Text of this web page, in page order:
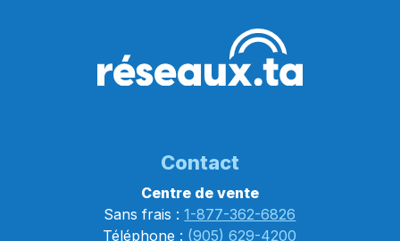
Contact
Centre de vente
Sans frais :1-877-362-6826
Téléphone : (905) 629-4200